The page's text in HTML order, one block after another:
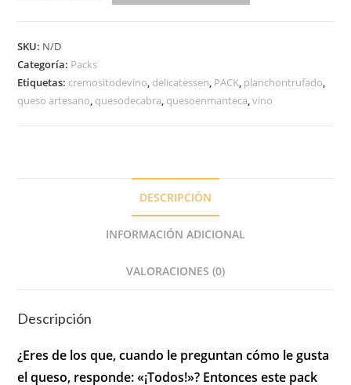
SKU: N/D
Categoría: Packs
Etiquetas: cremositodevino, delicatessen, PACK, planchontrufado,
queso artesano, quesodecabra, quesoenmanteca,vino
DESCRIPCIÓN
INFORMACIÓN ADICIONAL
VALORACIONES (0)
Descripción
¿Eres de los que, cuando le preguntan cómo le gusta
el queso, responde: «¡Todos!»? Entonces este pack